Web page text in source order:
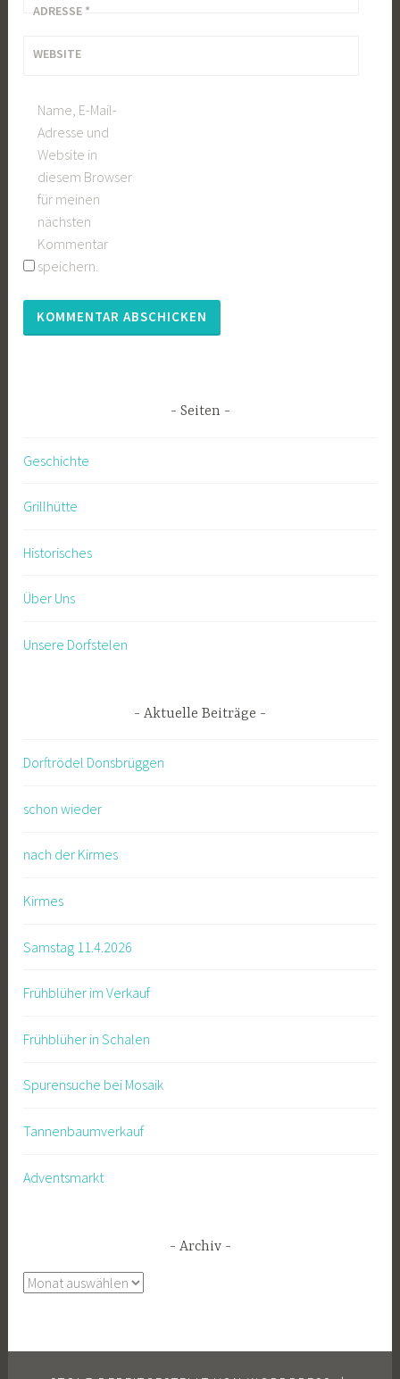
ADRESSE *
WEBSITE
Name, E-Mail-
Adresse und
Website in
diesem Browser
für meinen
nächsten
Kommentar
speichern.
Seiten
Geschichte
Grillhütte
Historisches
Über Uns
Unsere Dorfstelen
Aktuelle Beiträge
Dorftrödel Donsbrüggen
schon wieder
nach der Kirmes
Kirmes
Samstag 11.4.2026
Frühblüher im Verkauf
Frühblüher in Schalen
Spurensuche bei Mosaik
Tannenbaumverkauf
Adventsmarkt
Archiv
Archiv